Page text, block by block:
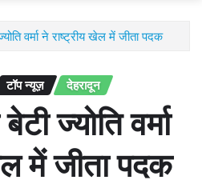
वर्मा ने राष्ट्रीय खेल में जीता पदक
टॉप न्यूज़ देहरादून
ज्योति वर्मा
में जीता पदक